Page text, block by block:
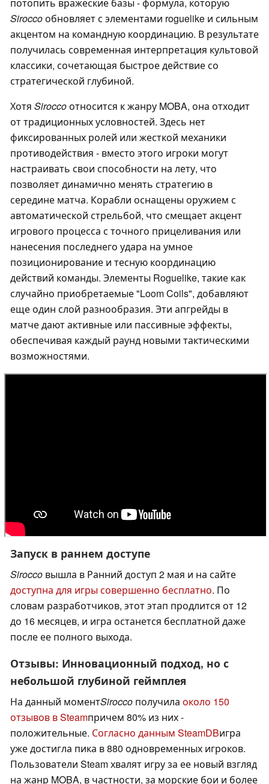
Siroccoобновляет с элементами roguelike и сильным
акцентом на командную координацию. В результате
получилась современная интерпретация культовой
классики, сочетающая быстрое действие со
стратегической глубиной.
Хотя Siroccoотносится к жанру MOBA, она отходит
от традиционных условностей. Здесь нет
фиксированных ролей или жесткой механики
противодействия - вместо этого игроки могут
настраивать свои способности на лету, что
позволяет динамично менять стратегию в
середине матча. Корабли оснащены оружием с
автоматической стрельбой, что смещает акцент
игрового процесса с точного прицеливания или
нанесения последнего удара на умное
позиционирование и тесную координацию
действий команды. Элементы Roguelike, такие как
случайно приобретаемые "Loom Coils", добавляют
еще один слой разнообразия. Эти апгрейды в
матче дают активные или пассивные эффекты,
обеспечивая каждый раунд новыми тактическими
возможностями.
Запуск в раннем доступе
Sirocco вышла в Ранний доступ 2 мая и на сайте
доступна для игры совершенно бесплатно. По
словам разработчиков, этот этап продлится от 12
до 16 месяцев, и игра останется бесплатной даже
после ее полного выхода.
Отзывы: Инновационный подход, но с
небольшой глубиной геймплея
На данный моментSirocco получила около 150
отзывов в Steamпричем 80% из них -
положительные. Согласно данным SteamDBигра
уже достигла пика в 880 одновременных игроков.
Пользователи Steam хвалят игру за ее новый взгляд
на жанр MOBA, в частности, за морские бои и более